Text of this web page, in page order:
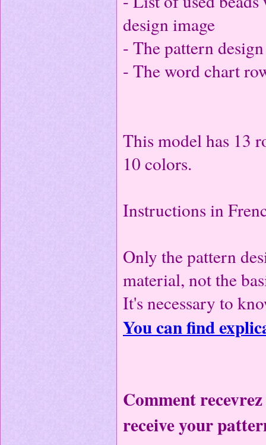
design image
- The pattern
- The word chart
This model has 13
10 colors.
Instructions in
Only the pattern
material, not the
It's necessary to
You can find
Comment
receive your